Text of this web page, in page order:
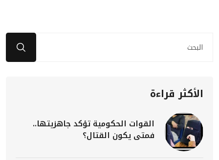
الأكثر قراءة
القوات الحكومية تؤكد جاهزيتها..
فمتى يكون القتال؟